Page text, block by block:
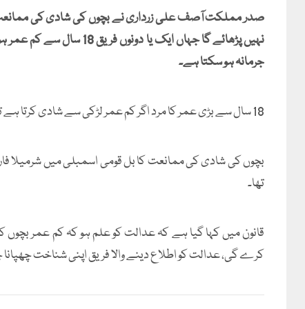
صدر مملکت آصف علی زرداری نے بچوں کی شادی کی ممانعت
نہیں پڑھائے گا جہاں ایک
جرمانہ ہو سکتا ہے۔
18 سال سے بڑی عمر کا مرد اگر کم عمر لڑکی سے شادی کرتا ہے تو اسے 3 سال تک قید بامشقت ہو گی۔
بچوں کی شادی کی ممانعت کا بل قومی اسمبلی میں شرمیلا
تھا۔
قانون میں کہا گیا ہے کہ عدالت کو علم ہو کہ کم عمر
کرے گی، عدالت کو اطلاع دینے والا فریق اپنی شناخت